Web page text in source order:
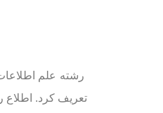
رشته علم
تعریف کرد. اطلاع